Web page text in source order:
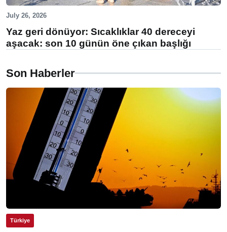
July 26, 2026
Yaz geri dönüyor: Sıcaklıklar 40 dereceyi
aşacak: son 10 günün öne çıkan başlığı
Son Haberler
Türkiye